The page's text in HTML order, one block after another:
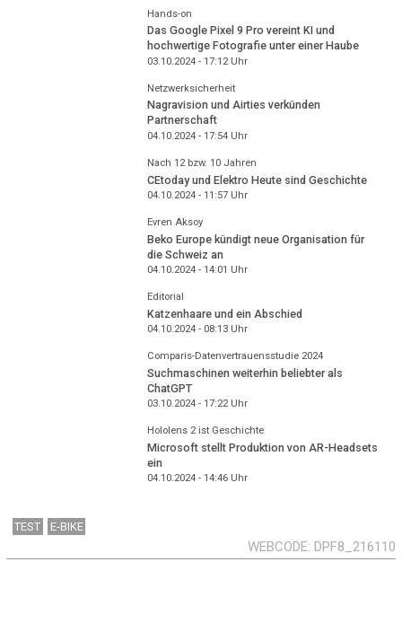
Hands-on
Das Google Pixel 9 Pro vereint KI und
hochwertige Fotografie unter einer Haube
03.10.2024 - 17:12Uhr
Netzwerksicherheit
Nagravision und Airties verkünden
Partnerschaft
04.10.2024 - 17:54Uhr
Nach 12 bzw. 10 Jahren
CEtoday und Elektro Heute sind Geschichte
04.10.2024 - 11:57Uhr
Evren Aksoy
Beko Europe kündigt neue Organisation für
die Schweiz an
04.10.2024 - 14:01 Uhr
Editorial
Katzenhaare und ein Abschied
04.10.2024 - 08:13Uhr
Comparis-Datenvertrauensstudie 2024
Suchmaschinen weiterhin beliebter als
ChatGPT
03.10.2024 - 17:22Uhr
Hololens 2 ist Geschichte
Microsoft stellt Produktion von AR-Headsets
ein
04.10.2024 - 14:46Uhr
TEST E-BIKE
WEBCODE DPF8_216110